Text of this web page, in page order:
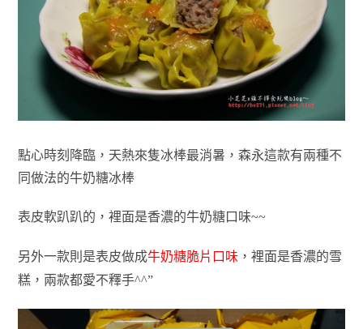
點心時刻降臨，天熱來隻冰棒最消暑，森永這款有兩種不
同做法的牛奶糖冰棒
表皮軟趴趴的，裡面是香濃的牛奶糖口味~~
另外一款則是表皮做成牛奶糖脆片口味 ，裡面是香濃的雪
糕，兩款都愛不釋手^^”